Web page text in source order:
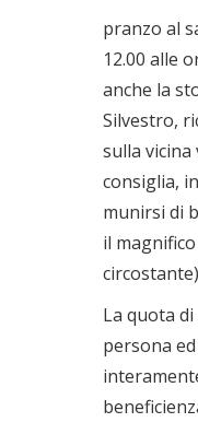
pranzo al
12.00 alle
anche la
Silvestro,
sulla vicina
consiglia,
munirsi di
il
La quota
persona